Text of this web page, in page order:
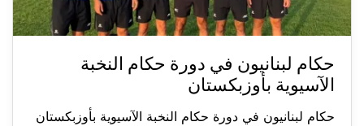
حكام لبنانيون في دورة حكام النخبة
الآسيوية بأوزبكستان
حكام لبنانيون في دورة حكام النخبة الآسيوية بأوزبكستان